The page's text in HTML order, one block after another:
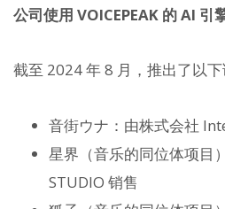
公司使用 VOICEPEAK 的 AI 引
截至 2024 年 8 月，推出了以下
音街ウナ：由株式会社
星界（音乐的同位体项目
STUDIO 销售